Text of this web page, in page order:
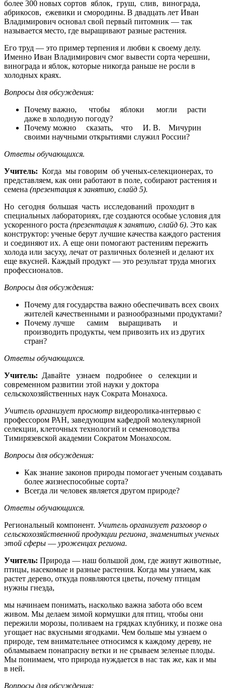
более 300 новых сортов яблок, груш, слив, винограда,
абрикосов, ежевики и смородины. В двадцать лет Иван
Владимирович основал свой первый питомник — так
называется место, где выращивают разные растения.
Его труд — это пример терпения и любви к своему делу.
Именно Иван Владимирович смог вывести сорта черешни,
винограда и яблок, которые никогда раньше не росли в
холодных краях.
Вопросы для обсуждения:
Почему важно, чтобы яблоки могли расти
даже в холодную погоду?
Почему можно сказать, что И. В. Мичурин
своими научными открытиями служил России?
Ответы обучающихся.
Учитель: Когда мы говорим об ученых-селекционерах, то
представляем, как они работают в поле, собирают растения и
семена (презентация к занятию, слайд 5).
Но сегодня большая часть исследований проходит в
специальных лабораториях, где создаются особые условия для
ускоренного роста (презентация к занятию, слайд 6). Это как
конструктор: ученые берут лучшие качества каждого растения
и соединяют их. А еще они помогают растениям пережить
холода или засуху, лечат от различных болезней и делают их
еще вкусней. Каждый продукт — это результат труда многих
профессионалов.
Вопросы для обсуждения:
Почему для государства важно обеспечивать всех своих
жителей качественными и разнообразными продуктами?
Почему лучше самим выращивать и
производить продукты, чем привозить их из других
стран?
Ответы обучающихся.
Учитель: Давайте узнаем подробнее о селекции и
современном развитии этой науки у доктора
сельскохозяйственных наук Сократа Монахоса.
Учитель организует просмотр видеоролика-интервью с
профессором РАН, заведующим кафедрой молекулярной
селекции, клеточных технологий и семеноводства
Тимирязевской академии Сократом Монахосом.
Вопросы для обсуждения:
Как знание законов природы помогает ученым создавать
более жизнеспособные сорта?
Всегда ли человек является другом природе?
Ответы обучающихся.
Региональный компонент. Учитель организует разговор о
сельскохозяйственной продукции региона, знаменитых ученых
этой сферы — уроженцах региона.
Учитель: Природа — наш большой дом, где живут животные,
птицы, насекомые и разные растения. Когда мы узнаем, как
растет дерево, откуда появляются цветы, почему птицам
нужны гнезда,
мы начинаем понимать, насколько важна забота обо всем
живом. Мы делаем зимой кормушки для птиц, чтобы они
пережили морозы, поливаем на грядках клубнику, и позже она
угощает нас вкусными ягодками. Чем больше мы узнаем о
природе, тем внимательнее относимся к каждому дереву, не
обламываем понапрасну ветки и не срываем зеленые плоды.
Мы понимаем, что природа нуждается в нас так же, как и мы
в ней.
Вопросы для обсуждения: